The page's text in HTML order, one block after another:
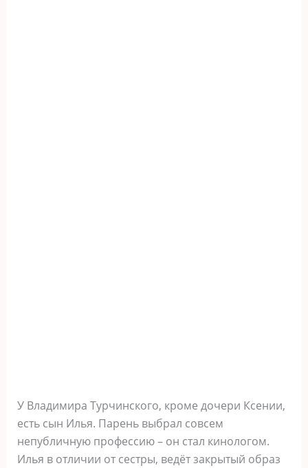
У Владимира Турчинского, кроме дочери Ксении,
есть сын Илья. Парень выбрал совсем
непубличную профессию – он стал кинологом.
Илья в отличии от сестры, ведёт закрытый образ